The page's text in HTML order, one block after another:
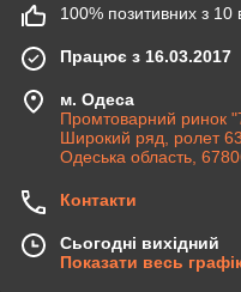
100% позитивних з 10
Працює з 16.03.2017
м. Одеса
Промтоварний ринок
Широкий ряд, ролет
Одеська область,
Контакти
Сьогодні вихідний
Показати весь